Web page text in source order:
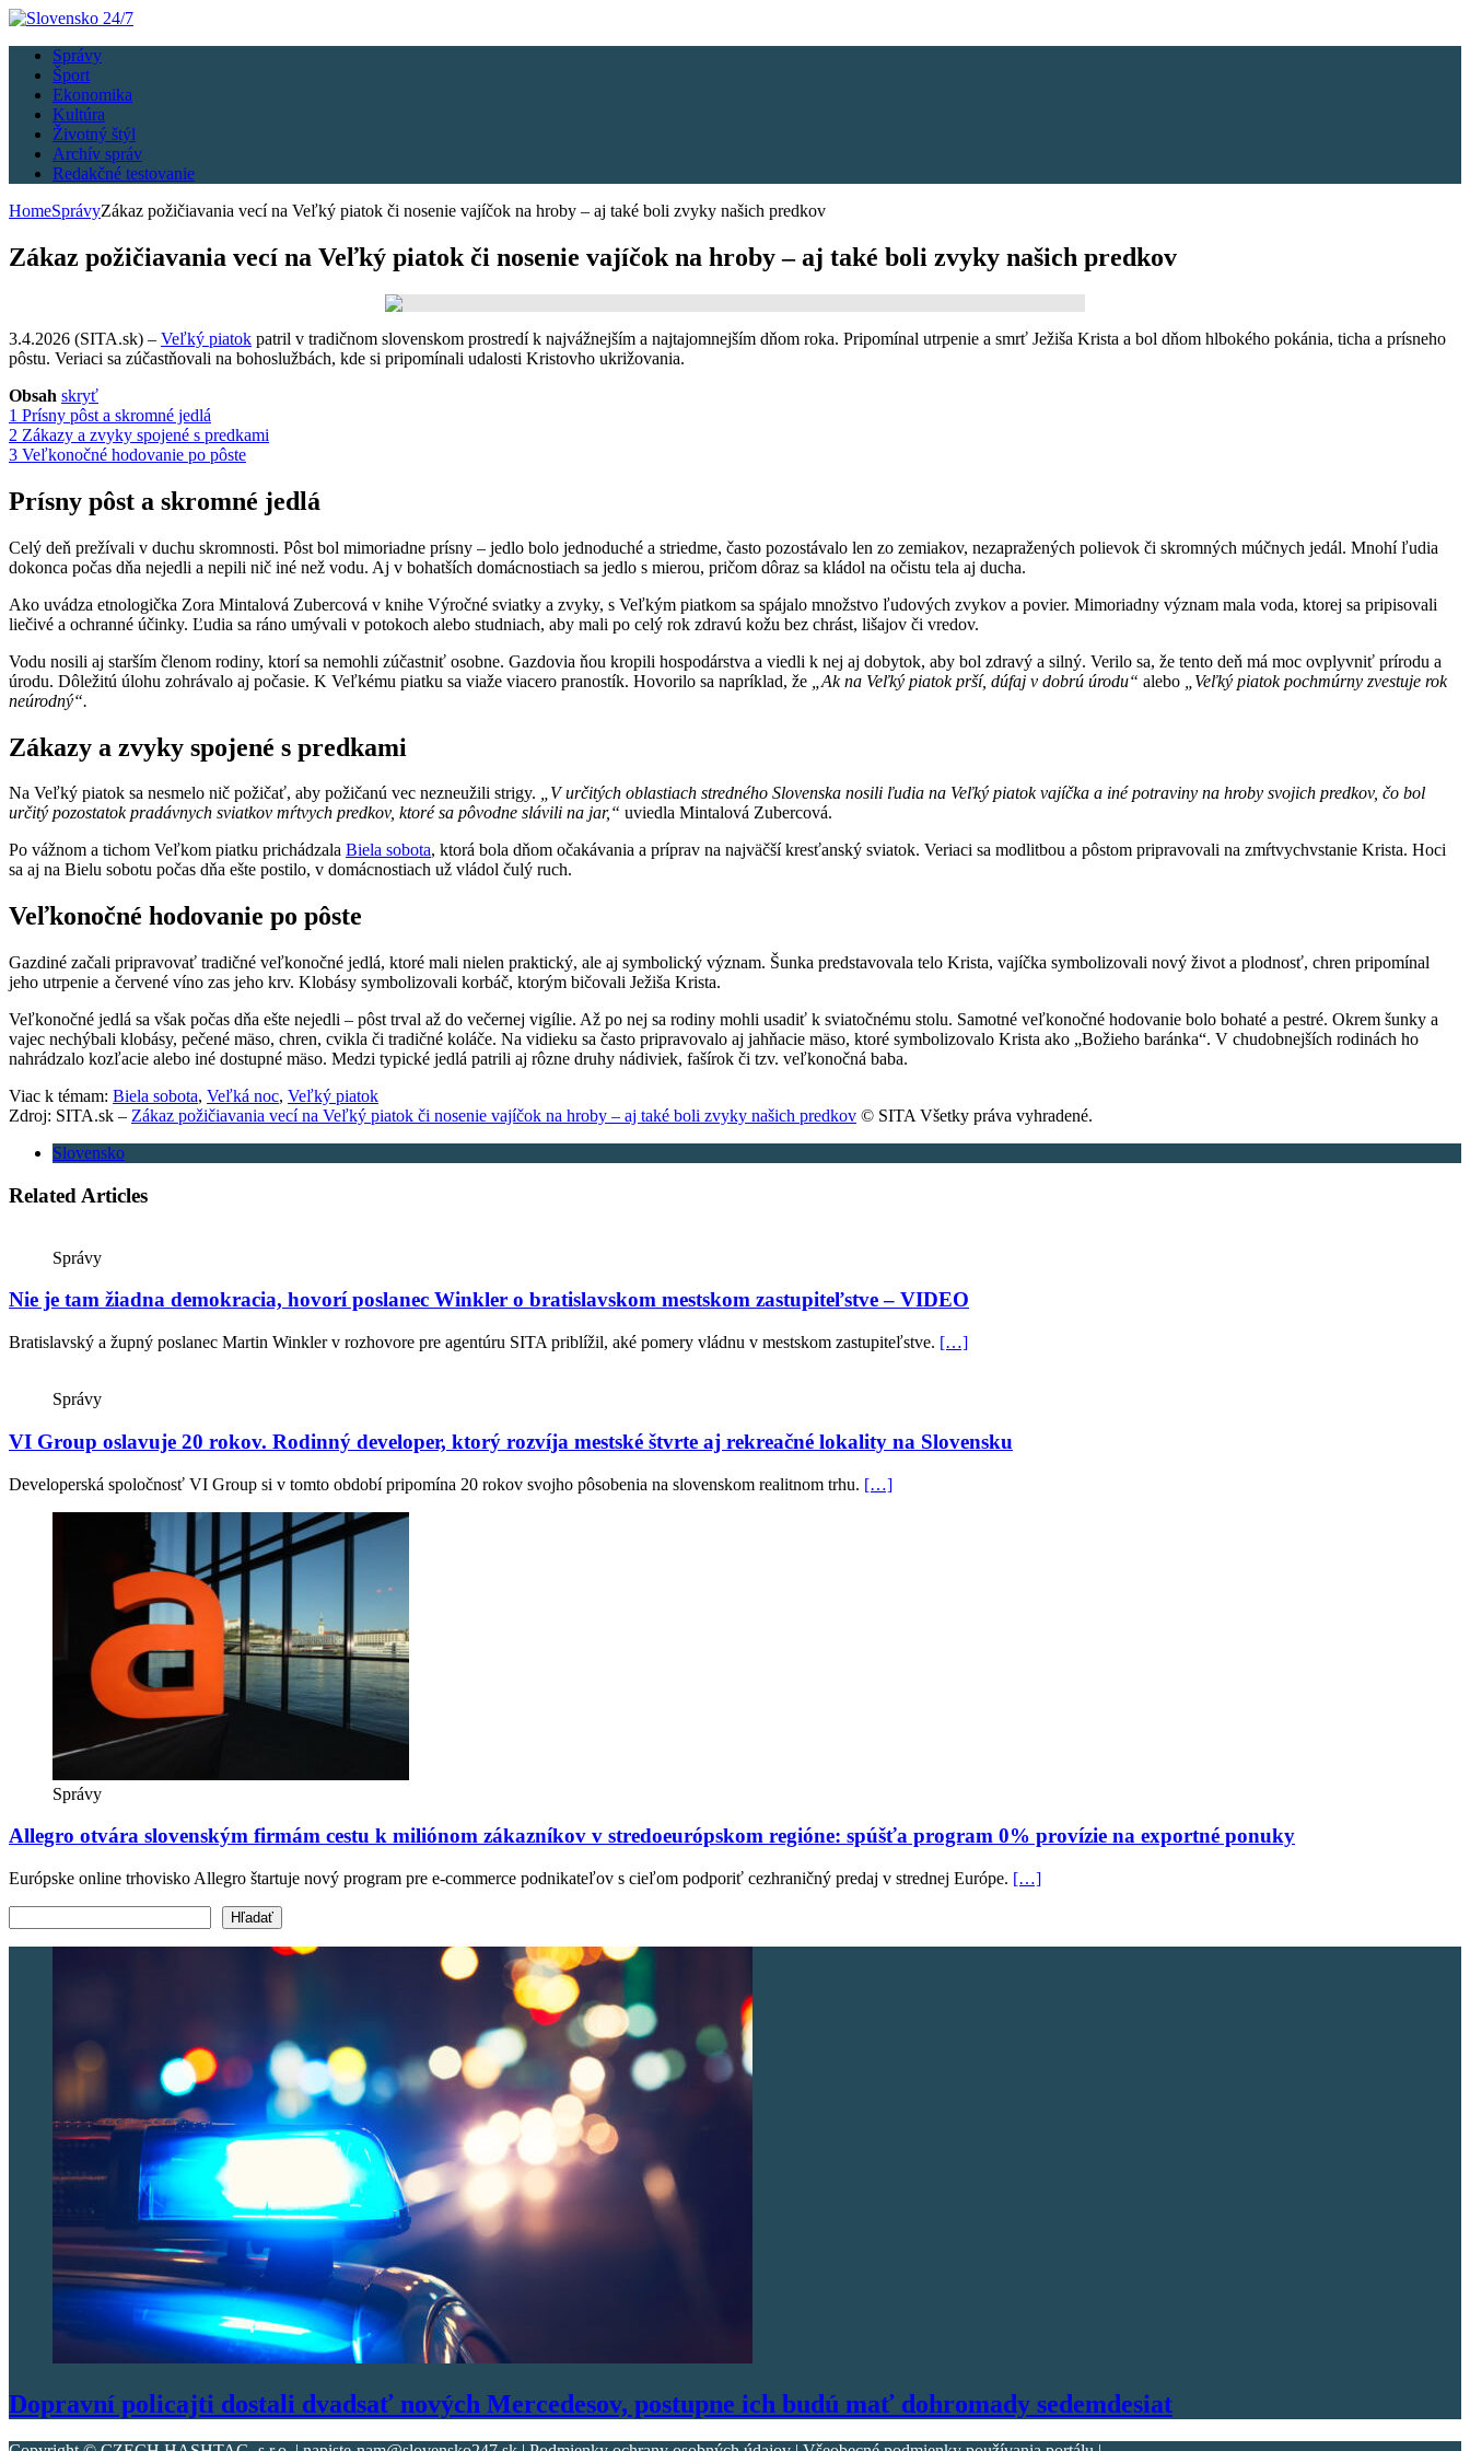
Správy
Šport
Ekonomika
Kultúra
Životný štýl
Archív správ
Redakčné testovanie
HomeSprávyZákaz požičiavania vecí na Veľký piatok či nosenie vajíčok na hroby – aj také boli zvyky našich predkov
Zákaz požičiavania vecí na Veľký piatok či nosenie vajíčok na hroby – aj také boli zvyky našich predkov
3.4.2026 (SITA.sk) – Veľký piatok patril v tradičnom slovenskom prostredí k najvážnejším a najtajomnejším dňom roka. Pripomínal utrpenie a smrť Ježiša Krista a bol dňom hlbokého pokánia, ticha a prísneho
pôstu. Veriaci sa zúčastňovali na bohoslužbách, kde si pripomínali udalosti Kristovho ukrižovania.
Obsah skryť
1 Prísny pôst a skromné jedlá
2 Zákazy a zvyky spojené s predkami
3 Veľkonočné hodovanie po pôste
Prísny pôst a skromné jedlá
Celý deň prežívali v duchu skromnosti. Pôst bol mimoriadne prísny – jedlo bolo jednoduché a striedme, často pozostávalo len zo zemiakov, nezapražených polievok či skromných múčnych jedál. Mnohí ľudia
dokonca počas dňa nejedli a nepili nič iné než vodu. Aj v bohatších domácnostiach sa jedlo s mierou, pričom dôraz sa kládol na očistu tela aj ducha.
Ako uvádza etnologička Zora Mintalová Zubercová v knihe Výročné sviatky a zvyky, s Veľkým piatkom sa spájalo množstvo ľudových zvykov a povier. Mimoriadny význam mala voda, ktorej sa pripisovali
liečivé a ochranné účinky. Ľudia sa ráno umývali v potokoch alebo studniach, aby mali po celý rok zdravú kožu bez chrást, lišajov či vredov.
Vodu nosili aj starším členom rodiny, ktorí sa nemohli zúčastniť osobne. Gazdovia ňou kropili hospodárstva a viedli k nej aj dobytok, aby bol zdravý a silný. Verilo sa, že tento deň má moc ovplyvniť prírodu a
úrodu. Dôležitú úlohu zohrávalo aj počasie. K Veľkému piatku sa viaže viacero pranostík. Hovorilo sa napríklad, že
„Ak na Veľký piatok prší, dúfaj v dobrú úrodu“ alebo
„Veľký piatok pochmúrny zvestuje rok
neúrodný“.
Zákazy a zvyky spojené s predkami
Na Veľký piatok sa nesmelo nič požičať, aby požičanú vec nezneužili strigy. „V určitých oblastiach stredného Slovenska nosili ľudia na Veľký piatok vajíčka a iné potraviny na hroby svojich predkov, čo bol
určitý pozostatok pradávnych sviatkov mŕtvych predkov, ktoré sa pôvodne slávili na jar,“ uviedla Mintalová Zubercová.
Po vážnom a tichom Veľkom piatku prichádzala Biela sobota, ktorá bola dňom očakávania a príprav na najväčší kresťanský sviatok. Veriaci sa modlitbou a pôstom pripravovali na zmŕtvychvstanie Krista. Hoci
sa aj na Bielu sobotu počas dňa ešte postilo, v domácnostiach už vládol čulý ruch.
Veľkonočné hodovanie po pôste
Gazdiné začali pripravovať tradičné veľkonočné jedlá, ktoré mali nielen praktický, ale aj symbolický význam. Šunka predstavovala telo Krista, vajíčka symbolizovali nový život a plodnosť, chren pripomínal
jeho utrpenie a červené víno zas jeho krv. Klobásy symbolizovali korbáč, ktorým bičovali Ježiša Krista.
Veľkonočné jedlá sa však počas dňa ešte nejedli – pôst trval až do večernej vigílie. Až po nej sa rodiny mohli usadiť k sviatočnému stolu. Samotné veľkonočné hodovanie bolo bohaté a pestré. Okrem šunky a
vajec nechýbali klobásy, pečené mäso, chren, cvikla či tradičné koláče. Na vidieku sa často pripravovalo aj jahňacie mäso, ktoré symbolizovalo Krista ako „Božieho baránka“. V chudobnejších rodinách ho
nahrádzalo kozľacie alebo iné dostupné mäso. Medzi typické jedlá patrili aj rôzne druhy nádiviek, fašírok či tzv. veľkonočná baba.
Viac k témam: Biela sobota, Veľká noc, Veľký piatok
Zdroj: SITA.sk – Zákaz požičiavania vecí na Veľký piatok či nosenie vajíčok na hroby – aj také boli zvyky našich predkov © SITA Všetky práva vyhradené.
Slovensko
Related Articles
Správy
Nie je tam žiadna demokracia, hovorí poslanec Winkler o bratislavskom mestskom zastupiteľstve – VIDEO
Bratislavský a župný poslanec Martin Winkler v rozhovore pre agentúru SITA priblížil, aké pomery vládnu v mestskom zastupiteľstve. […]
Správy
VI Group oslavuje 20 rokov. Rodinný developer, ktorý rozvíja mestské štvrte aj rekreačné lokality na Slovensku
Developerská spoločnosť VI Group si v tomto období pripomína 20 rokov svojho pôsobenia na slovenskom realitnom trhu. […]
Správy
Allegro otvára slovenským firmám cestu k miliónom zákazníkov v stredoeurópskom regióne: spúšťa program 0% provízie na exportné ponuky
Európske online trhovisko Allegro štartuje nový program pre e-commerce podnikateľov s cieľom podporiť cezhraničný predaj v strednej Európe. […]
Hľadať
Dopravní policajti dostali dvadsať nových Mercedesov, postupne ich budú mať dohromady sedemdesiat